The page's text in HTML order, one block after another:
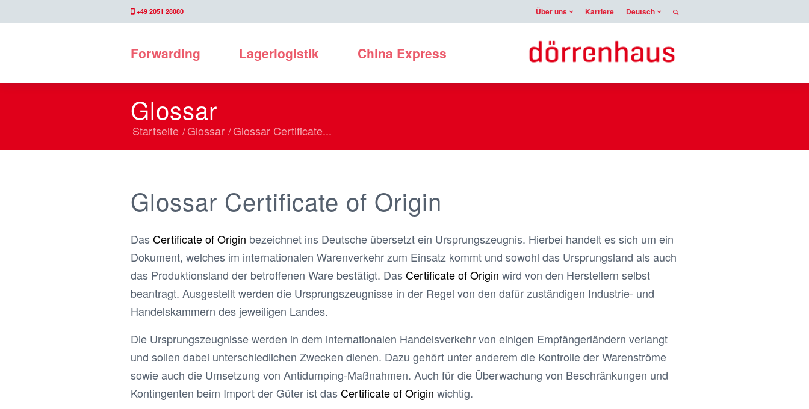
Über uns Karriere Deutsch
+49 2051 28080
Forwarding Lagerlogistik China Express
Glossar
Startseite /Glossar /Glossar Certificate...
Glossar Certificate of Origin
DasCertificate of Origin bezeichnet ins Deutsche übersetzt ein Ursprungszeugnis. Hierbei handelt es sich um ein
Dokument, welches im internationalen Warenverkehr zum Einsatz kommt und sowohl das Ursprungsland als auch
das Produktionsland der betroffenen Ware bestätigt. DasCertificate of Origin wird von den Herstellern selbst
beantragt. Ausgestellt werden die Ursprungszeugnisse in der Regel von den dafür zuständigen Industrie- und
Handelskammern des jeweiligen Landes.
Die Ursprungszeugnisse werden in dem internationalen Handelsverkehr von einigen Empfängerländern verlangt
und sollen dabei unterschiedlichen Zwecken dienen. Dazu gehört unter anderem die Kontrolle der Warenströme
sowie auch die Umsetzung von Antidumping-Maßnahmen. Auch für die Überwachung von Beschränkungen und
Kontingenten beim Import der Güter ist dasCertificate of Origin wichtig.